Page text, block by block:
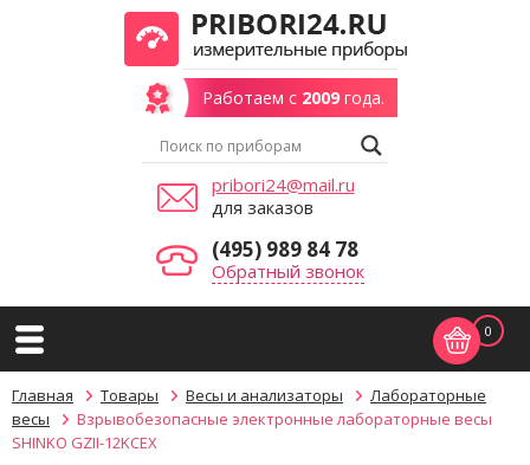
Работаем с 2009года.
pribori24@mail.ru
для заказов
(495) 989 84 78
Обратный звонок
0
Главная Товары Весы и анализаторы
Лабораторные
весы
Взрывобезопасные электронные лабораторные весы
SHINKO GZII-12KCEX